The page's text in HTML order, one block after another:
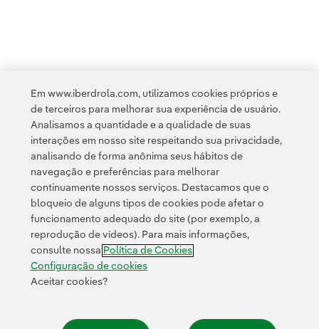
Contato Clientes Política de Privacidade Informação legal
Política de cookies Configuração de cookies Acessibilidade
Canal de denúncias
© 2026 Iberdrola, S.A. Todos os direitos reservados.
Em www.iberdrola.com, utilizamos cookies próprios e
de terceiros para melhorar sua experiência de usuário.
Analisamos a quantidade e a qualidade de suas
interações em nosso site respeitando sua privacidade,
analisando de forma anônima seus hábitos de
navegação e preferências para melhorar
continuamente nossos serviços. Destacamos que o
bloqueio de alguns tipos de cookies pode afetar o
funcionamento adequado do site (por exemplo, a
reprodução de vídeos). Para mais informações,
consulte nossa Política de Cookies
Configuração de cookies
Aceitar cookies?